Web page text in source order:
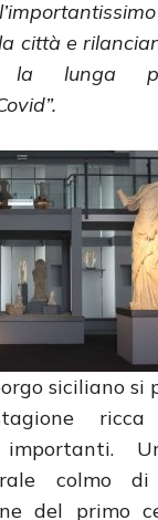
città e
la lunga
siciliano si
importanti.
colmo di
del primo